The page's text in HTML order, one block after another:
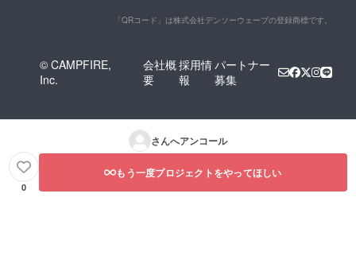
「QRコード」は株式会社デンソーウェーブの登録商標です。
© CAMPFIRE,
Inc.
会社概
要
採用情
報
パートナー
募集
さんへアンコール
0
もう一度プロジェクトをやってほしい